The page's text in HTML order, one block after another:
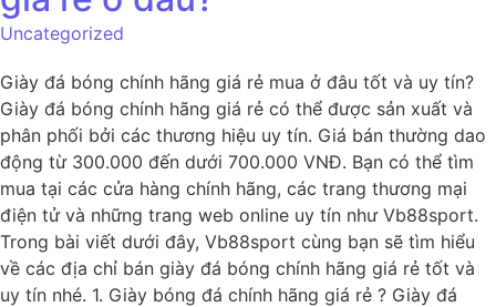
Uncategorized
Giày đá bóng chính hãng giá rẻ mua ở đâu tốt và uy tín?
Giày đá bóng chính hãng giá rẻ có thể được sản xuất và
phân phối bởi các thương hiệu uy tín. Giá bán thường dao
động từ 300.000 đến dưới 700.000 VNĐ. Bạn có thể tìm
mua tại các cửa hàng chính hãng, các trang thương mại
điện tử và những trang web online uy tín như Vb88sport.
Trong bài viết dưới đây, Vb88sport cùng bạn sẽ tìm hiểu
về các địa chỉ bán giày đá bóng chính hãng giá rẻ tốt và
uy tín nhé. 1. Giày bóng đá chính hãng giá rẻ ? Giày đá